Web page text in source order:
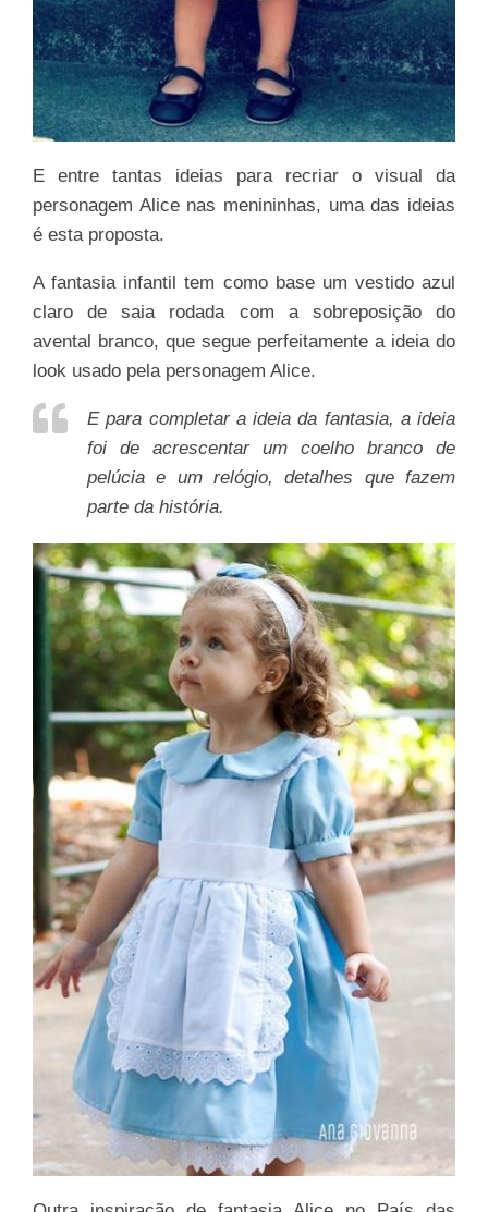
E entre tantas ideias para recriar o visual da
personagem Alice nas menininhas, uma das ideias
é esta proposta.
A fantasia infantil tem como base um vestido azul
claro de saia rodada com a sobreposição do
avental branco, que segue perfeitamente a ideia do
look usado pela personagem Alice.
E para completar a ideia da fantasia, a ideia
foi de acrescentar um coelho branco de
pelúcia e um relógio, detalhes que fazem
parte da história.